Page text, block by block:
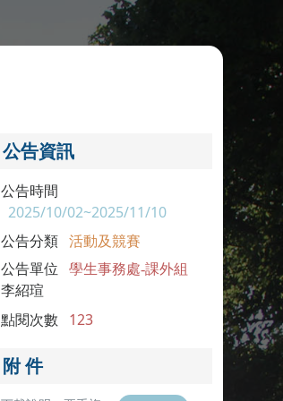
公告資訊
公告時間
2025/10/02~2025/11/10
公告分類 活動及競賽
公告單位
學生事務處-課外組
李紹瑄
點閱次數 123
附 件